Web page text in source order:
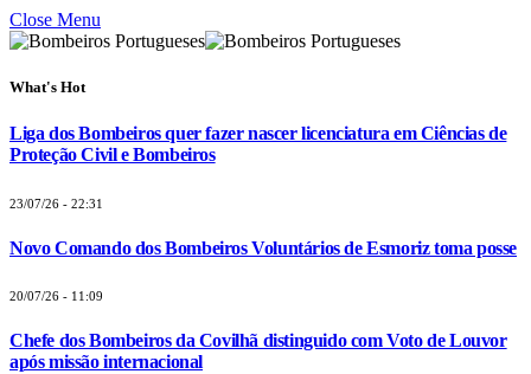
Close Menu
What's Hot
Liga dos Bombeiros quer fazer nascer licenciatura em Ciências de
Proteção Civil e Bombeiros
23/07/26 - 22:31
Novo Comando dos Bombeiros Voluntários de Esmoriz toma posse
20/07/26 - 11:09
Chefe dos Bombeiros da Covilhã distinguido com Voto de Louvor
após missão internacional